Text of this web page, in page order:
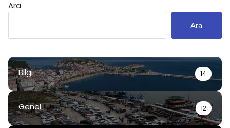
Ara
Ara
Bilgi 14
Genel 12